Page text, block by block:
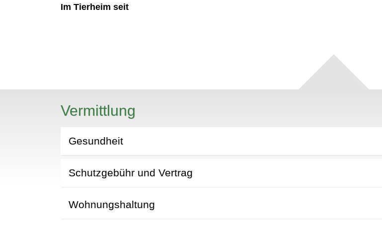
Im Tierheim seit
Vermittlung
Gesundheit
Schutzgebühr und Vertrag
Wohnungshaltung